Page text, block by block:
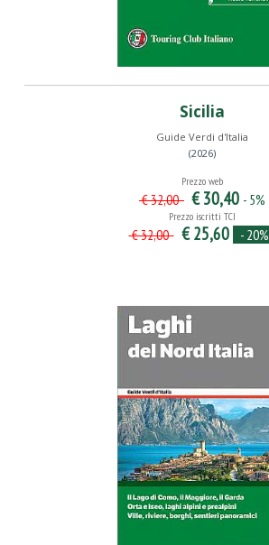
Sicilia
Guide Verdi d'Italia
(2026)
Prezzo web
€ 32,00 € 30,40 - 5%
Prezzo iscritti TCI
€ 32,00 € 25,60 - 20%